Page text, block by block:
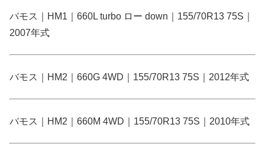
バモス｜HM1｜660L turbo ロー down｜155/70R13 75S｜
2007年式
バモス｜HM2｜660G 4WD｜155/70R13 75S｜2012年式
バモス｜HM2｜660M 4WD｜155/70R13 75S｜2010年式